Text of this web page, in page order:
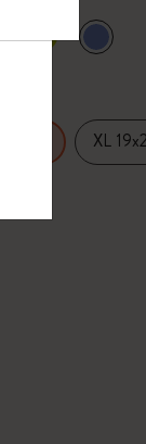
選択済
XL